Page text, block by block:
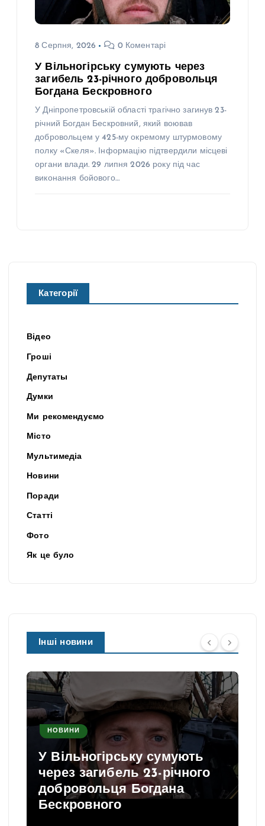
8 Серпня, 2026 0 Коментарі
У Вільногірську сумують через
загибель 23-річного добровольця
Богдана Бескровного
У Дніпропетровській області трагічно загинув 23-
річний Богдан Бескровний, який воював
добровольцем у 425-му окремому штурмовому
полку «Скеля». Інформацію підтвердили місцеві
органи влади. 29 липня 2026 року під час
виконання бойового…
Категорії
Відео
Гроші
Депутаты
Думки
Ми рекомендуємо
Місто
Мультимедіа
Новини
Поради
Статті
Фото
Як це було
Інші новини
НОВИНИ
У Вільногірську сумують
через загибель 23-річного
добровольця Богдана
Бескровного